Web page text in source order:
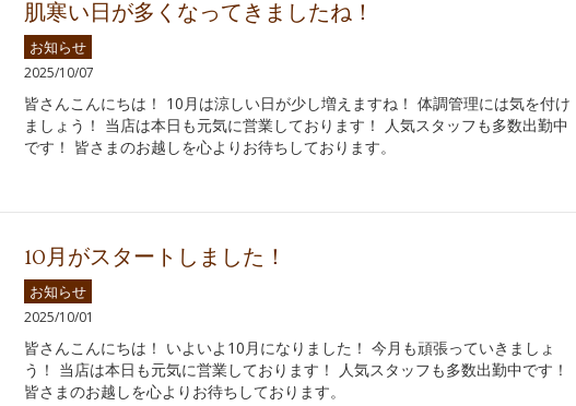
肌寒い日が多くなってきましたね！
お知らせ
2025/10/07
皆さんこんにちは！ 10月は涼しい日が少し増えますね！ 体調管理には気を付け
ましょう！ 当店は本日も元気に営業しております！ 人気スタッフも多数出勤中
です！ 皆さまのお越しを心よりお待ちしております。
10月がスタートしました！
お知らせ
2025/10/01
皆さんこんにちは！ いよいよ10月になりました！ 今月も頑張っていきましょ
う！ 当店は本日も元気に営業しております！ 人気スタッフも多数出勤中です！
皆さまのお越しを心よりお待ちしております。